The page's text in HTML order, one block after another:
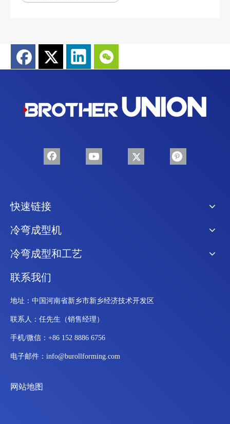
快速链接
冷弯成型机
冷弯成型和工艺
联系我们
地址：中国河南省新乡市新乡经济技术开发区
联系人：任先生（销售经理）
手机/微信：+86 152 8886 6756
电子邮件： info@burollforming.com
网站地图